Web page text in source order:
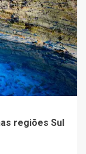
regiões Sul